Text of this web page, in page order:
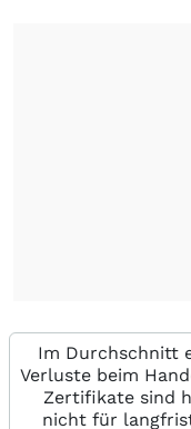
Im Durchschnitt
Verluste beim
Zertifikate sind
nicht für